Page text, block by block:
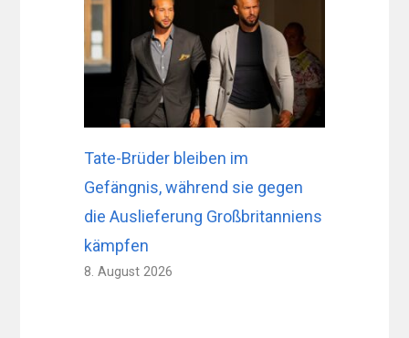
Tate-Brüder bleiben im
Gefängnis, während sie gegen
die Auslieferung Großbritanniens
kämpfen
8. August 2026